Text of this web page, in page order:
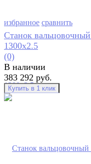
избранное сравнить
Станок
1300х2.5
(0)
В наличии
383 292 руб.